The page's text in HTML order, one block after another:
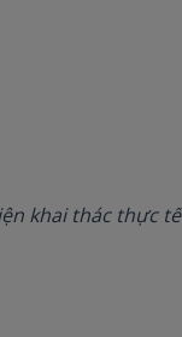
khai thác thực tế